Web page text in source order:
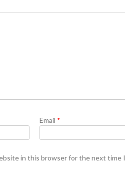
Email *
in this browser for the next time